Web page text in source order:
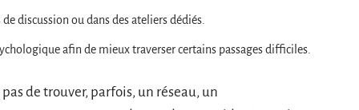
discussion ou dans des ateliers dédiés.
afin de mieux traverser certains passages difficiles.
de trouver, parfois, un réseau, un